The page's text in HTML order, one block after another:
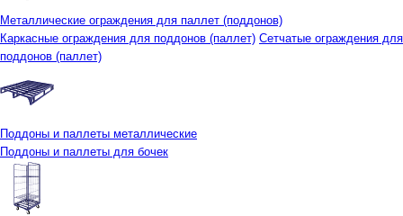
Металлические ограждения для паллет (поддонов)
Каркасные ограждения для поддонов (паллет) Сетчатые ограждения для
поддонов (паллет)
Поддоны и паллеты металлические
Поддоны и паллеты для бочек